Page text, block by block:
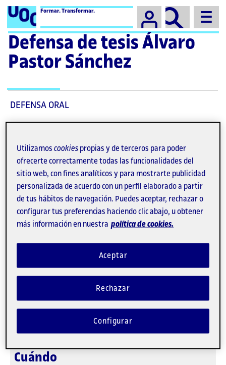
Formar. Transformar. Campus
Defensa de tesis Álvaro
Pastor Sánchez
DEFENSA ORAL
OF LOCOMOTION, SPATIAL FEATURES AND
EMOTION"
Candidato:Álvaro Pastor Sánchez
Dr. Pierre Bourdin-Kreitz
Programa:Doctorado en Tecnologías de la
Sala U2.1 Edifici U
Carrer Perú, 52, Barcelona
Cuándo
Utilizamoscookies propias y de terceros para poder
ofrecerte correctamente todas las funcionalidades del
sitio web, con fines analíticos y para mostrarte publicidad
personalizada de acuerdo con un perfil elaborado a partir
de tus hábitos de navegación. Puedes aceptar, rechazar o
configurar tus preferencias haciendo clic abajo, u obtener
más información en nuestra política de cookies.
Rechazar
Aceptar
Configurar